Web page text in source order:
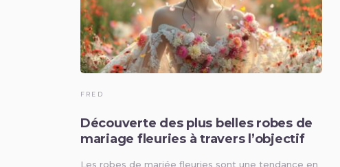
FRED
Découverte des plus belles robes de
mariage fleuries à travers l’objectif
Les robes de mariée fleuries sont une tendance en